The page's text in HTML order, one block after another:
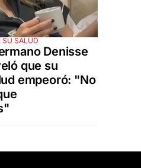
SU SALUD
Denisse
que su
empeoró: "No